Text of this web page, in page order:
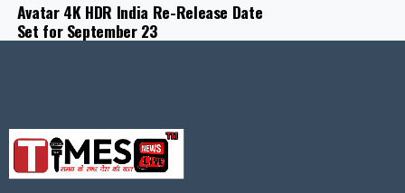
Avatar 4K HDR India Re-Release Date
Set for September 23